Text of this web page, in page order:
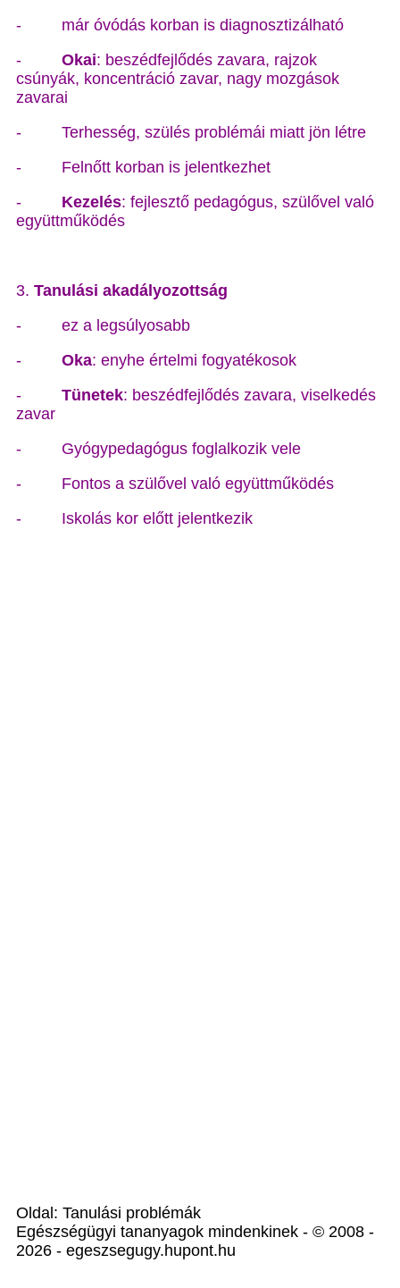
- már óvódás korban is diagnosztizálható
- Okai: beszédfejlődés zavara, rajzok
csúnyák, koncentráció zavar, nagy mozgások
zavarai
- Terhesség, szülés problémái miatt jön létre
- Felnőtt korban is jelentkezhet
- Kezelés: fejlesztő pedagógus, szülővel való
együttműködés
3. Tanulási akadályozottság
- ez a legsúlyosabb
- Oka: enyhe értelmi fogyatékosok
- Tünetek: beszédfejlődés zavara, viselkedés
zavar
- Gyógypedagógus foglalkozik vele
- Fontos a szülővel való együttműködés
- Iskolás kor előtt jelentkezik
Oldal: Tanulási problémák
Egészségügyi tananyagok mindenkinek - © 2008 -
2026 - egeszsegugy.hupont.hu